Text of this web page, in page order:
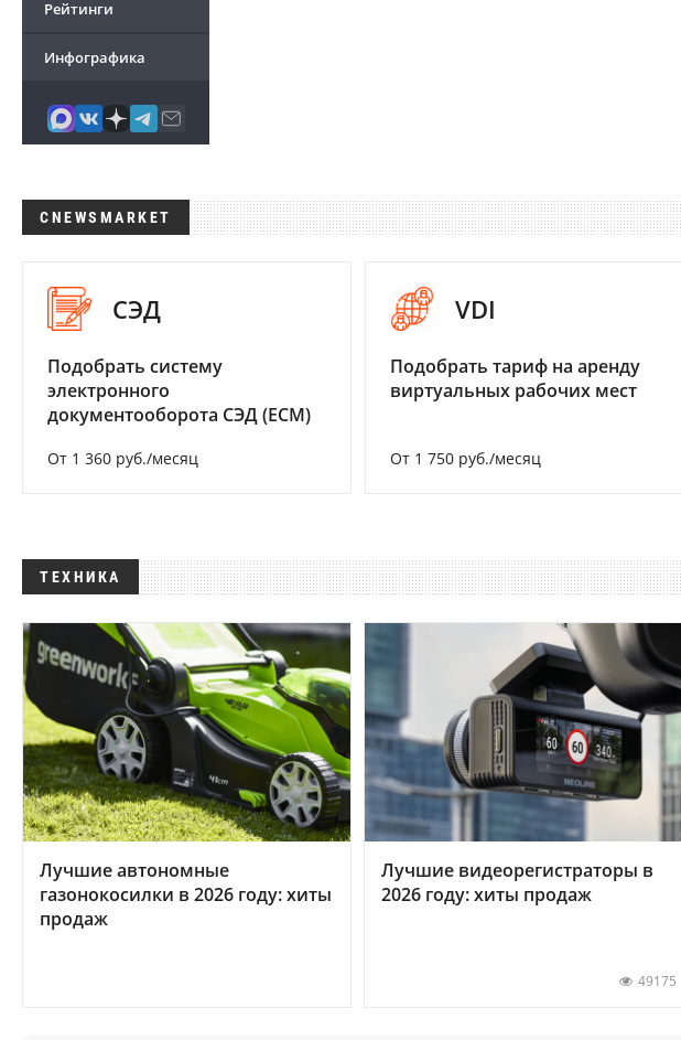
Рейтинги
Инфографика
CNEWSMARKET
СЭД
Подобрать систему
электронного
документооборота СЭД (ECM)
От 1 360 руб./месяц
VDI
Подобрать тариф на аренду
виртуальных рабочих мест
От 1 750 руб./месяц
ТЕХНИКА
Лучшие автономные
газонокосилки в 2026 году: хиты
продаж
Лучшие видеорегистраторы в
2026 году: хиты продаж
49175